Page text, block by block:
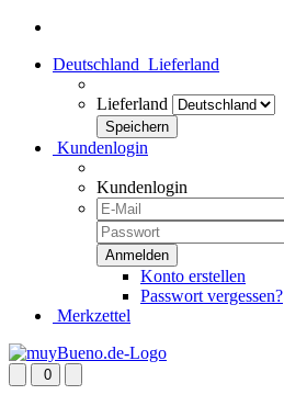
Deutschland Lieferland
Lieferland
Kundenlogin
Kundenlogin
Konto erstellen
Passwort vergessen?
Merkzettel
0